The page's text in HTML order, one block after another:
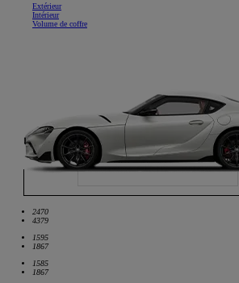
Extérieur
Intérieur
Volume de coffre
2470
4379
1595
1867
1585
1867